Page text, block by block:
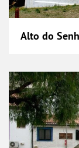
Alto do
Antiga